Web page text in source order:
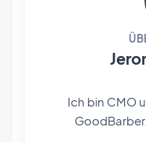
Ich bin CMO
GoodBarber. In diesem Blog teile ich